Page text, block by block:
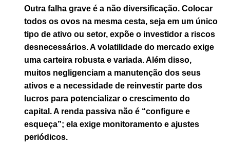
Outra falha grave é a não diversificação. Colocar
todos os ovos na mesma cesta, seja em um único
tipo de ativo ou setor, expõe o investidor a riscos
desnecessários. A volatilidade do mercado exige
uma carteira robusta e variada. Além disso,
muitos negligenciam a manutenção dos seus
ativos e a necessidade de reinvestir parte dos
lucros para potencializar o crescimento do
capital. A renda passiva não é “configure e
esqueça”; ela exige monitoramento e ajustes
periódicos.